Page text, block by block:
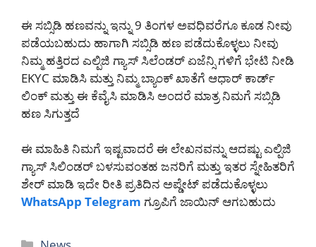
ಈ ಸಬ್ಸಿಡಿ ಹಣವನ್ನು ಇನ್ನು 9 ತಿಂಗಳ ಅವಧಿವರೆಗೂ ಕೂಡ ನೀವು
ಪಡೆಯಬಹುದು ಹಾಗಾಗಿ ಸಬ್ಸಿಡಿ ಹಣ ಪಡೆದುಕೊಳ್ಳಲು ನೀವು
ನಿಮ್ಮ ಹತ್ತಿರದ ಎಲ್ಪಿಜಿ ಗ್ಯಾಸ್ ಸಿಲೆಂಡರ್ ಏಜೆನ್ಸಿ ಗಳಿಗೆ ಭೇಟಿ ನೀಡಿ
EKYC ಮಾಡಿಸಿ ಮತ್ತು ನಿಮ್ಮ ಬ್ಯಾಂಕ್ ಖಾತೆಗೆ ಆಧಾರ್ ಕಾರ್ಡ್
ಲಿಂಕ್ ಮತ್ತು ಈ ಕೆವೈಸಿ ಮಾಡಿಸಿ ಅಂದರೆ ಮಾತ್ರ ನಿಮಗೆ ಸಬ್ಸಿಡಿ
ಹಣ ಸಿಗುತ್ತದೆ
ಈ ಮಾಹಿತಿ ನಿಮಗೆ ಇಷ್ಟವಾದರೆ ಈ ಲೇಖನವನ್ನು ಆದಷ್ಟು ಎಲ್ಪಿಜಿ
ಗ್ಯಾಸ್ ಸಿಲಿಂಡರ್ ಬಳಸುವಂತಹ ಜನರಿಗೆ ಮತ್ತು ಇತರ ಸ್ನೇಹಿತರಿಗೆ
ಶೇರ್ ಮಾಡಿ ಇದೇ ರೀತಿ ಪ್ರತಿದಿನ ಅಪ್ಡೇಟ್ ಪಡೆದುಕೊಳ್ಳಲು
WhatsApp Telegram ಗ್ರೂಪಿಗೆ ಜಾಯಿನ್ ಆಗಬಹುದು
Categories